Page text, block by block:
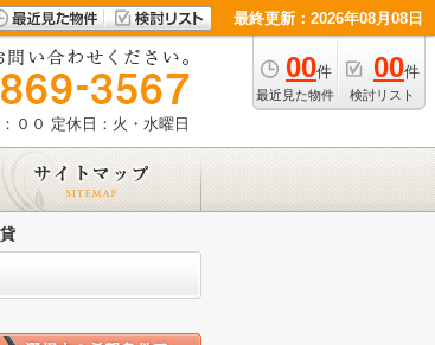
最終更新：2026年08月08日
00件
最近見た物件
00件
検討リスト
００ 定休日：火・水曜日